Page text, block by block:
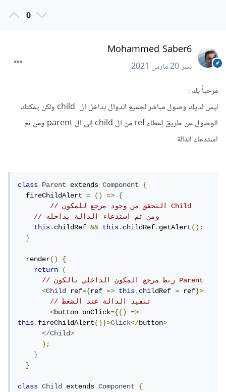
0
Mohammed Saber6
نشر20 مارس 2021
مرحباً بك :
ليس لديك وصول مباشر لجميع الدوال بداخل ال child ولكن يمكنك
الوصول عن طريق إعطاء ref من ال child إلى ال parent ومن ثم
استدعاء الدالة
class Parent extends Component
{
  fireChildAlert
= () =>
{
// التحقق من وجود مرجع للمكون Child
// ومن ثم استدعاء الدالة بداخله
this.childRef && this.childRef.getAlert();
}
  render
()
{
return
(
// ربط مرجع المكون الداخلي بالكون Parent
<Child ref={ref => this.childRef = ref}>
// تنفيذ الدالة عند الضغط
<button onClick={()
=>
this.fireChildAlert()}>Click</button>
</Child>
);
}
}
class Child extends Component
{